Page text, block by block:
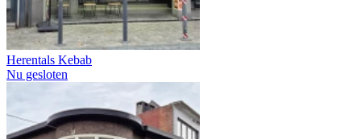
Herentals Kebab
Nu gesloten